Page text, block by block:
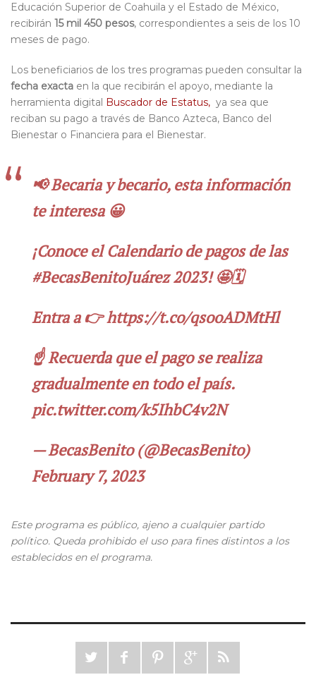
Educación Superior de Coahuila y el Estado de México,
recibirán 15 mil 450 pesos, correspondientes a seis de los 10
meses de pago.
Los beneficiarios de los tres programas pueden consultar la
fecha exacta en la que recibirán el apoyo, mediante la
herramienta digital
Buscador de Estatus, ya sea que
reciban su pago a través de Banco Azteca, Banco del
Bienestar o Financiera para el Bienestar.
📢 Becaria y becario, esta información
te interesa 😀
¡Conoce el Calendario de pagos de las
#BecasBenitoJuárez2023! 🤩🗓
Entra a 👉https://t.co/qsooADMtHl
☝️ Recuerda que el pago se realiza
gradualmente en todo el país.
pic.twitter.com/k5IhbC4v2N
— BecasBenito (@BecasBenito)
February 7, 2023
Este programa es público, ajeno a cualquier partido
político. Queda prohibido el uso para fines distintos a los
establecidos en el programa.